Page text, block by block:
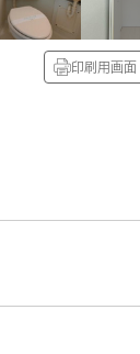
印刷用画面